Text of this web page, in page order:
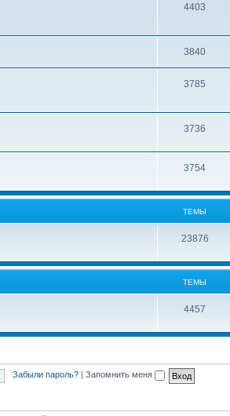
4403
3840
3785
3736
3754
ТЕМЫ
23876
ТЕМЫ
4457
Забыли пароль? Запомнить меня